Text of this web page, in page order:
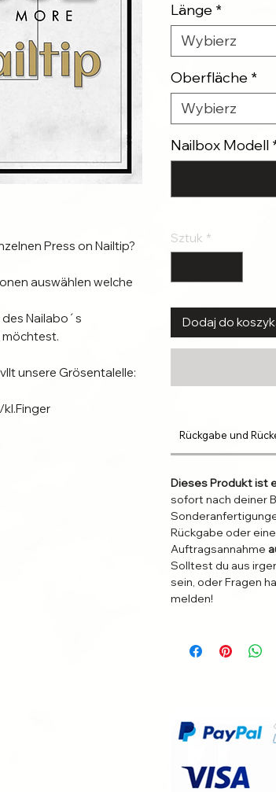
Press on Nailtip?
auswählen welche
Nailabo´s
möchtest.
unsere Grösentalelle:
Länge *
Wybierz
Oberfläche *
Wybierz
Nailbox Modell
Sztuk *
Dodaj do
Rückgabe und
Dieses Produkt ist
sofort nach deiner
Rückgabe oder
Auftragsannahme
Solltest du aus
sein, oder Fragen
melden!